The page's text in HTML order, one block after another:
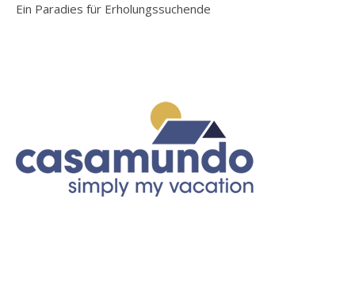
Ein Paradies für Erholungssuchende